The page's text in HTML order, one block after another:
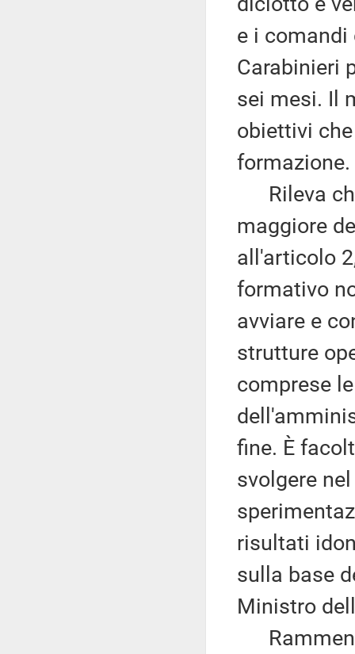
e i comandi
Carabinieri
sei mesi. Il
obiettivi
formazione.
Rileva
maggiore
all'articolo
formativo
avviare e
strutture
comprese
fine. È
svolgere
risultati
sulla base
Ministro